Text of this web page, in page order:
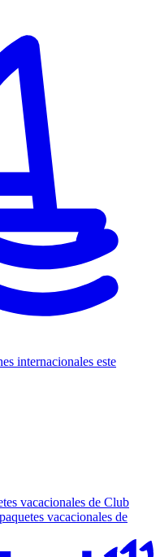
internacionales este
vacacionales de Club
vacacionales de